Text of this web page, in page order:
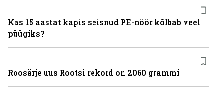
Kas 15 aastat kapis seisnud PE-nöör kõlbab veel
püügiks?
Roosärje uus Rootsi rekord on 2060 grammi